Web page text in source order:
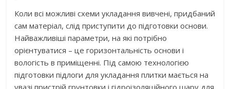
Коли всі можливі схеми укладання вивчені, придбаний
сам матеріал, слід приступити до підготовки основи.
Найважливіші параметри, на які потрібно
орієнтуватися – це горизонтальність основи і
вологість в приміщенні. Під самою технологією
підготовки підлоги для укладання плитки мається на
увазі пристрій грунтовки і гідроізоляційного шару для